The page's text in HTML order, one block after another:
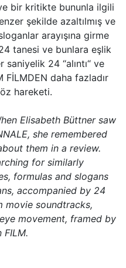
bir kritikte bununla ilgili
şekilde azaltılmış ve
arayışına girme
tanesi ve bunlara eşlik
24 “alıntı“ ve
FİLMDEN daha fazladır
hareketi.
Elisabeth Büttner saw
she remembered
them in a review.
for similarly
formulas and slogans
accompanied by 24
movie soundtracks,
movement, framed by
FILM.